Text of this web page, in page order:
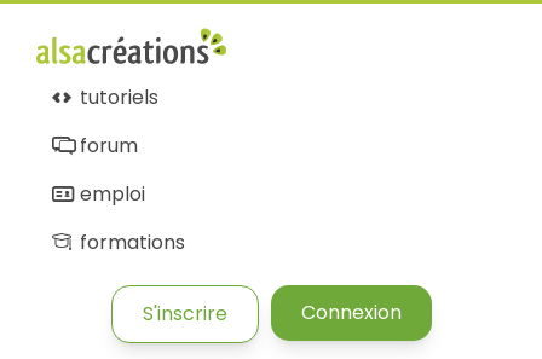
tutoriels
forum
emploi
formations
S'inscrire Connexion